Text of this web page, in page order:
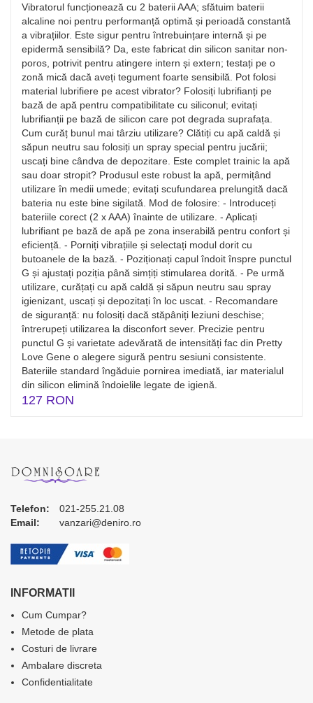
Vibratorul funcționează cu 2 baterii AAA; sfătuim baterii
alcaline noi pentru performanță optimă și perioadă constantă
a vibrațiilor. Este sigur pentru întrebuințare internă și pe
epidermă sensibilă? Da, este fabricat din silicon sanitar non-
poros, potrivit pentru atingere intern și extern; testați pe o
zonă mică dacă aveți tegument foarte sensibilă. Pot folosi
material lubrifiere pe acest vibrator? Folosiți lubrifianți pe
bază de apă pentru compatibilitate cu siliconul; evitați
lubrifianții pe bază de silicon care pot degrada suprafața.
Cum curăț bunul mai târziu utilizare? Clătiți cu apă caldă și
săpun neutru sau folosiți un spray special pentru jucării;
uscați bine cândva de depozitare. Este complet trainic la apă
sau doar stropit? Produsul este robust la apă, permițând
utilizare în medii umede; evitați scufundarea prelungită dacă
bateria nu este bine sigilată. Mod de folosire: - Introduceți
bateriile corect (2 x AAA) înainte de utilizare. - Aplicați
lubrifiant pe bază de apă pe zona inserabilă pentru confort și
eficiență. - Porniți vibrațiile și selectați modul dorit cu
butoanele de la bază. - Poziționați capul îndoit înspre punctul
G și ajustați poziția până simțiți stimularea dorită. - Pe urmă
utilizare, curățați cu apă caldă și săpun neutru sau spray
igienizant, uscați și depozitați în loc uscat. - Recomandare
de siguranță: nu folosiți dacă stăpâniți leziuni deschise;
întrerupeți utilizarea la disconfort sever. Precizie pentru
punctul G și varietate adevărată de intensități fac din Pretty
Love Gene o alegere sigură pentru sesiuni consistente.
Bateriile standard îngăduie pornirea imediată, iar materialul
din silicon elimină îndoielile legate de igienă.
127 RON
Telefon:
021-255.21.08
Email:
vanzari@deniro.ro
INFORMATII
Cum Cumpar?
Metode de plata
Costuri de livrare
Ambalare discreta
Confidentialitate